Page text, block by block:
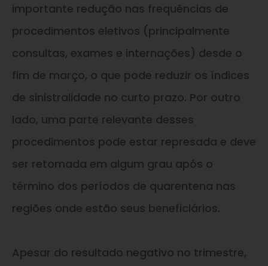
importante redução nas frequências de
procedimentos eletivos (principalmente
consultas, exames e internações) desde o
fim de março, o que pode reduzir os índices
de sinistralidade no curto prazo. Por outro
lado, uma parte relevante desses
procedimentos pode estar represada e deve
ser retomada em algum grau após o
término dos períodos de quarentena nas
regiões onde estão seus beneficiários.
Apesar do resultado negativo no trimestre,